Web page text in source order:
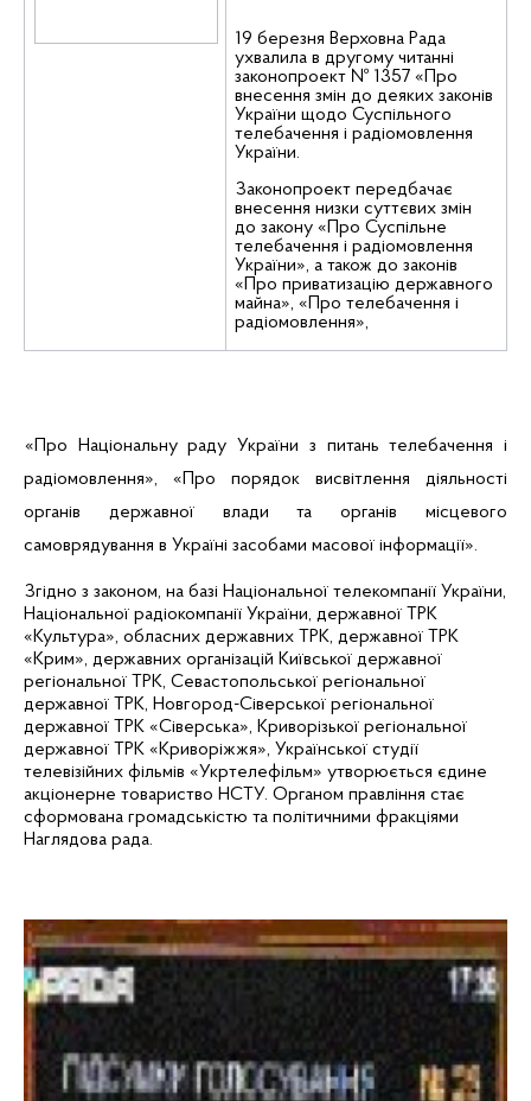
19 березня Верховна Рада
ухвалила в другому читанні
законопроект № 1357 « Про
внесення змін до деяких законів
України щодо Суспільного
телебачення і радіомовлення
України.
Законопроект передбачає
внесення низки суттєвих змін
до закону «Про Суспільне
телебачення і радіомовлення
України», а також до законів
«Про приватизацію державного
майна», «Про телебачення і
радіомовлення»,
«Про Національну раду України з питань телебачення і
радіомовлення», «Про порядок висвітлення діяльності
органів державної влади та органів місцевого
самоврядування в Україні засобами масової інформації».
Згідно з законом, на базі Національної телекомпанії України,
Національної радіокомпанії України, державної
ТРК
«Культура», обласних державних
ТРК, державної
ТРК
«Крим», державних організацій Київської державної
регіональної
ТРК, Севастопольської регіональної
державної
ТРК, Новгород-Сіверської регіональної
державної
ТРК «Сіверська», Криворізької регіональної
державної
ТРК «Криворіжжя», Української студії
телевізійних фільмів «Укртелефільм» утворюється єдине
акціонерне товариство НСТУ. Органом правління стає
сформована громадськістю та політичними фракціями
Наглядова рада.